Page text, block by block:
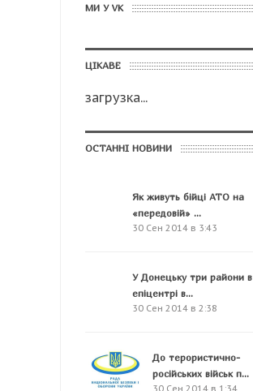
МИ У VK
ЦІКАВЕ
загрузка...
ОСТАННІ НОВИНИ
Як живуть бійці АТО на
«передовій» ...
30 Сен 2014 в 3:43
У Донецьку три райони в
епіцентрі в...
30 Сен 2014 в 2:38
До терористично-
російських військ п...
30 Сен 2014 в 1:34